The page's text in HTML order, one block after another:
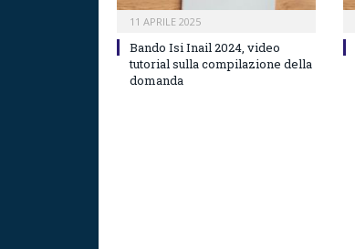
11 APRILE 2025
Bando Isi Inail 2024, video
tutorial sulla compilazione della
domanda